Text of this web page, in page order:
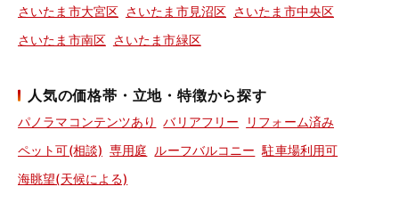
さいたま市大宮区 さいたま市見沼区 さいたま市中央区
さいたま市南区 さいたま市緑区
人気の価格帯・立地・特徴から探す
パノラマコンテンツあり バリアフリー
リフォーム済み
ペット可(相談) 専用庭 ルーフバルコニー 駐車場利用可
海眺望(天候による)